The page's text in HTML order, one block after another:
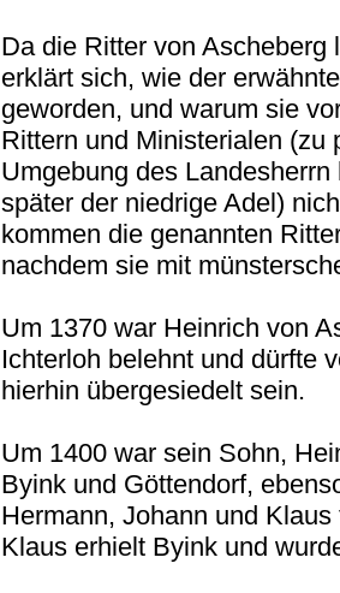
Da die Ritter von
erklärt sich, wie der
geworden, und warum sie
Rittern und Ministerialen (zu
Umgebung des
später der niedrige Adel)
kommen die genannten
nachdem sie mit
Um 1370 war Heinrich von
Ichterloh belehnt und dürfte
hierhin übergesiedelt sein.
Um 1400 war sein Sohn,
Byink und Göttendorf,
Hermann, Johann und
Klaus erhielt Byink und